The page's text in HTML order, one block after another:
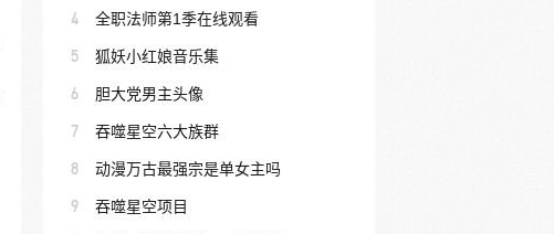
4 全职法师第1季在线观看
5 狐妖小红娘音乐集
6 胆大党男主头像
7 吞噬星空六大族群
8 动漫万古最强宗是单女主吗
9 吞噬星空项目